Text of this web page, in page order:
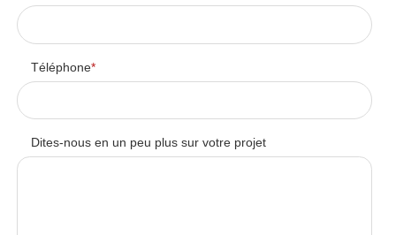
Téléphone*
Dites-nous en un peu plus sur votre projet